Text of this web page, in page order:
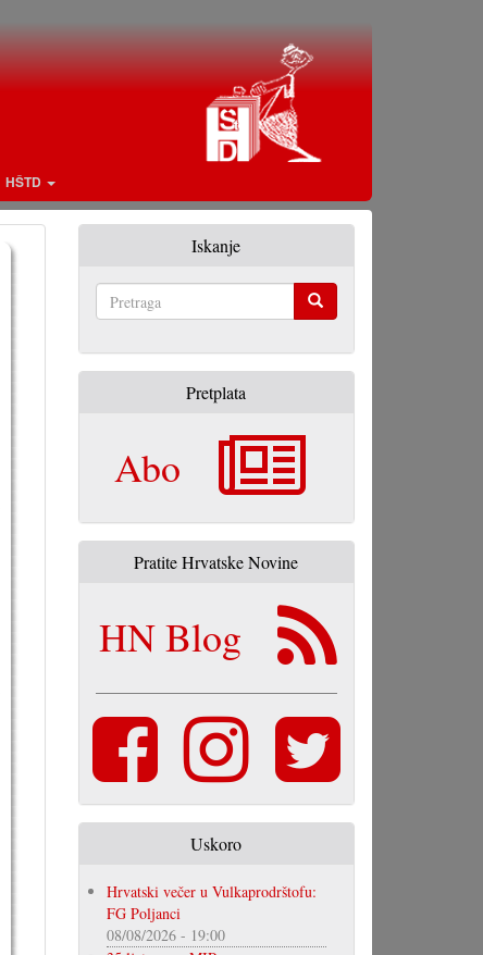
HŠTD
Iskanje
Pretplata
Abo
Pratite Hrvatske Novine
HN Blog
Uskoro
Hrvatski večer u Vulkaprodrštofu:
FG Poljanci
08/08/2026 - 19:00